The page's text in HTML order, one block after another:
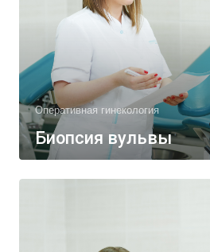
Оперативная гинекология
Биопсия вульвы